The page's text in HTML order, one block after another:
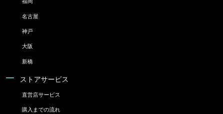
名古屋
神戸
大阪
新橋
ストアサービス
直営店サービス
購入までの流れ